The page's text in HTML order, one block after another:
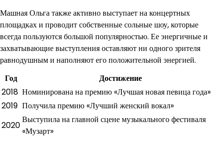
Машная Ольга также активно выступает на концертных
площадках и проводит собственные сольные шоу, которые
всегда пользуются большой популярностью. Ее энергичные и
захватывающие выступления оставляют ни одного зрителя
равнодушным и наполняют его положительной энергией.
Год
Достижение
2018 Номинирована на премию «Лучшая новая певица года»
2019 Получила премию «Лучший женский вокал»
2020
Выступила на главной сцене музыкального фестиваля
«Музарт»